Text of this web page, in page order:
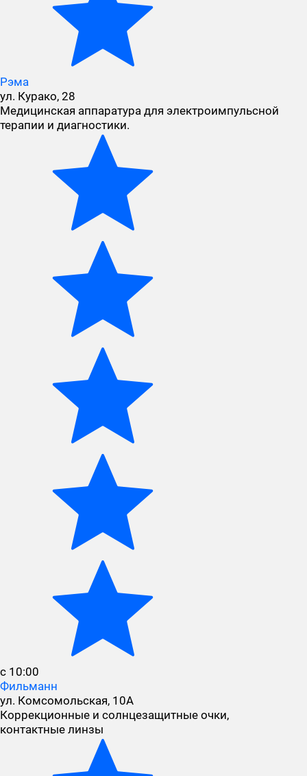
Рэма
ул. Курако, 28
Медицинская аппаратура для электроимпульсной
терапии и диагностики.
с 10:00
Фильманн
ул. Комсомольская, 10А
Коррекционные и солнцезащитные очки,
контактные линзы